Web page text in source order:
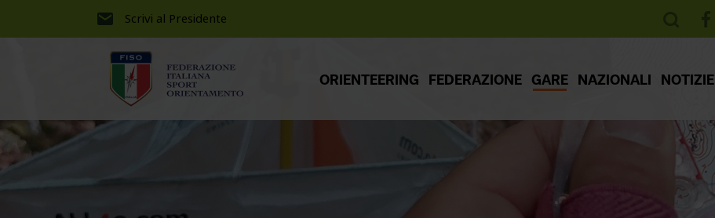
Scrivi al Presidente
ORIENTEERING FEDERAZIONE GARE NAZIONALI NOTIZIE